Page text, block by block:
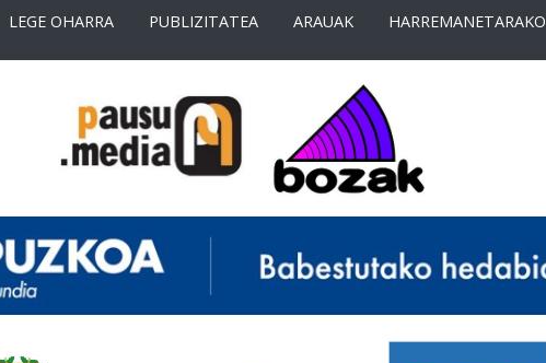
LEGE OHARRA PUBLIZITATEA ARAUAK HARREMANETARAKO